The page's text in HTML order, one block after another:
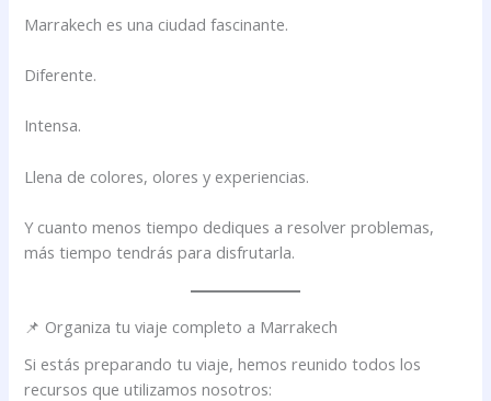
Marrakech es una ciudad fascinante.
Diferente.
Intensa.
Llena de colores, olores y experiencias.
Y cuanto menos tiempo dediques a resolver problemas,
más tiempo tendrás para disfrutarla.
📌 Organiza tu viaje completo a Marrakech
Si estás preparando tu viaje, hemos reunido todos los
recursos que utilizamos nosotros: